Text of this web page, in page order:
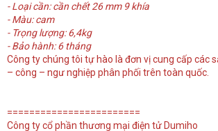
- Loại cần: cần chết 26 mm 9 khía
- Màu: cam
- Trọng lượng: 6,4kg
- Bảo hành: 6 tháng
Công ty chúng tôi tự hào là đơn vị cung cấp các
– công – ngư nghiệp phân phối trên toàn quốc.
========================
Công ty cổ phần thương mại điện tử Dumiho